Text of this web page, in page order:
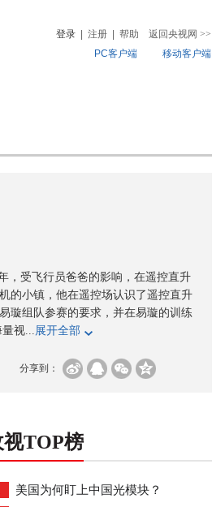
登录 注册 帮助 返回央视网 >>
PC客户端
移动客户端
，受飞行员爸爸的影响，在遥控直升
的小镇，他在遥控场认识了遥控直升
璇组队参赛的要求，并在易璇的训练
视...展开全部
分享到：
视TOP榜
美国为何盯上中国光模块？